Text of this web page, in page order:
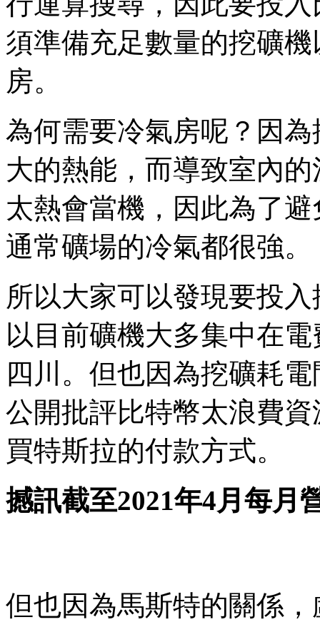
須準備充足數量的挖礦
房。
為何需要冷氣房呢？因
大的熱能，而導致室內
太熱會當機，因此為了
通常礦場的冷氣都很強。
所以大家可以發現要投
以目前礦機大多集中在
四川。但也因為挖礦耗
公開批評比特幣太浪費
買特斯拉的付款方式。
撼訊截至2021年4月每月
但也因為馬斯特的關係